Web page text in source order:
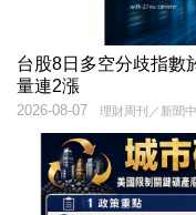
台股8日多空分歧指數於平盤間拉鋸
量連2漲
理財周刊／新聞
2026-08-07